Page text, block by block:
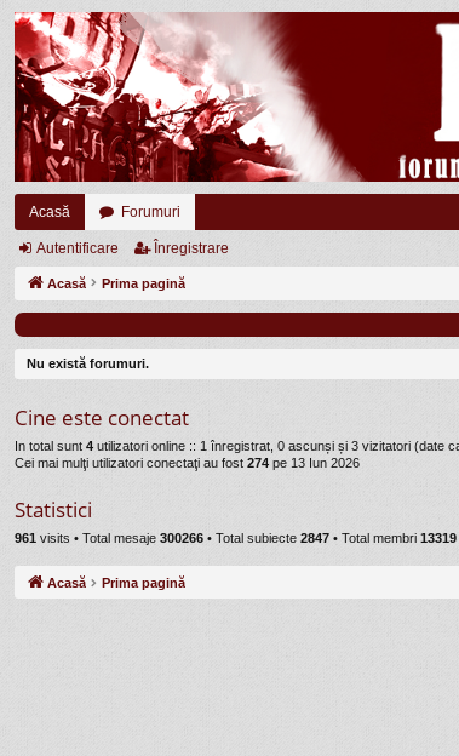
Acasă Forumuri
Autentificare Înregistrare
Acasă Prima pagină
Nu există forumuri.
Cine este conectat
In total sunt 4 utilizatori online :: 1 înregistrat, 0 ascunși și 3 vizitatori (date
Cei mai mulţi utilizatori conectaţi au fost 274 pe 13 Iun 2026
Statistici
961 visits • Total mesaje 300266 • Total subiecte 2847 • Total membri 13319
Acasă Prima pagină